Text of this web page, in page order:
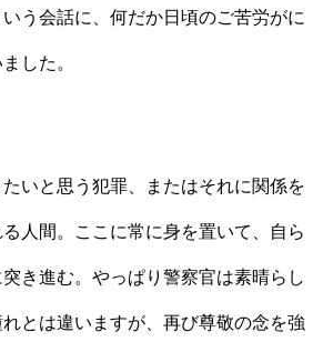
う会話に、何だか日頃のご苦労がに
した。
いと思う犯罪、またはそれに関係を
人間。ここに常に身を置いて、自ら
き進む。やっぱり警察官は素晴らし
とは違いますが、再び尊敬の念を強